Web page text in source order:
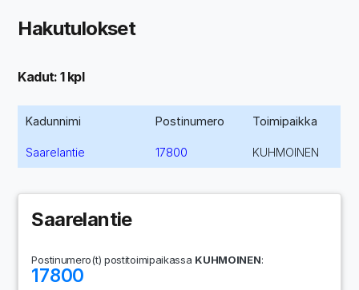
Hakutulokset
Kadut: 1 kpl
Kadunnimi Postinumero Toimipaikka
Saarelantie 17800 KUHMOINEN
Saarelantie
Postinumero(t) postitoimipaikassa KUHMOINEN:
17800